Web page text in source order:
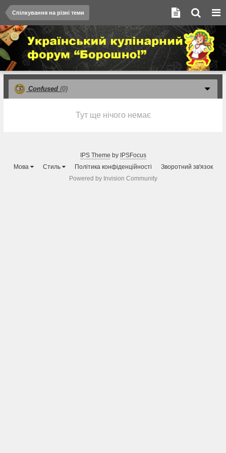
Спілкування на різні теми
Confused (0)
Тут ще нічого немає
IPS Theme by IPSFocus
Мова
Стиль Політика конфіденційності
Зворотний зв'язок
Powered by Invision Community